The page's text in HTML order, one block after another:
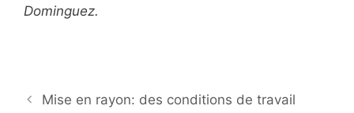
Dominguez.
Mise en rayon: des conditions de travail